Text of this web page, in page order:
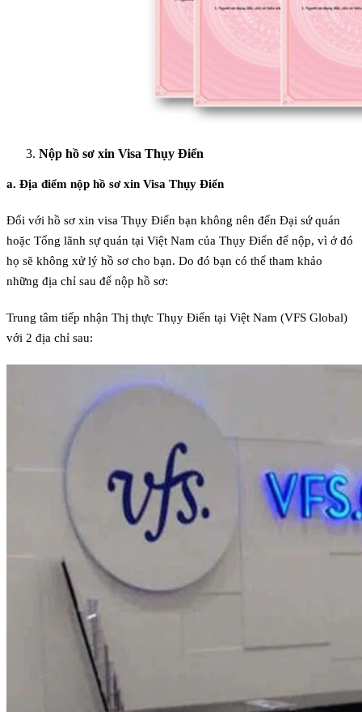
Nộp hồ sơ xin Visa Thụy Điển
a. Địa điểm nộp hồ sơ xin Visa Thụy Điển
Đối với hồ sơ xin visa Thụy Điển bạn không nên đến Đại sứ quán
hoặc Tổng lãnh sự quán tại Việt Nam của Thụy Điển để nộp, vì ở đó
họ sẽ không xử lý hồ sơ cho bạn. Do đó bạn có thể tham khảo
những địa chỉ sau để nộp hồ sơ:
Trung tâm tiếp nhận Thị thực Thụy Điển tại Việt Nam (VFS Global)
với 2 địa chỉ sau: